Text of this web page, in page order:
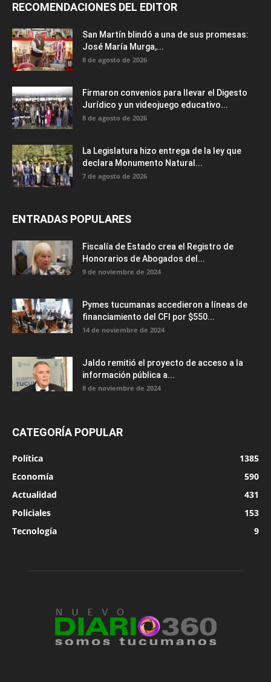
RECOMENDACIONES DEL EDITOR
San Martín blindó a una de sus promesas:
José María Murga,...
8 de agosto de 2026
Firmaron convenios para llevar el Digesto
Jurídico y un videojuego educativo...
8 de agosto de 2026
La Legislatura hizo entrega de la ley que
declara Monumento Natural...
7 de agosto de 2026
ENTRADAS POPULARES
Fiscalía de Estado crea el Registro de
Honorarios de Abogados del...
9 de noviembre de 2024
Pymes tucumanas accedieron a líneas de
financiamiento del CFI por $550...
14 de noviembre de 2024
Jaldo remitió el proyecto de acceso a la
información pública a...
8 de noviembre de 2024
CATEGORÍA POPULAR
Política
1385
Economía
590
Actualidad
431
Policiales
153
Tecnología
9